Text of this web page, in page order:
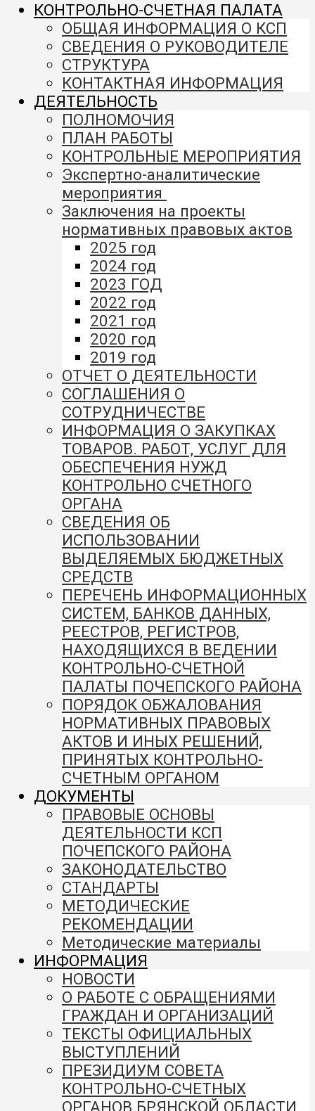
КОНТРОЛЬНО-СЧЕТНАЯ ПАЛАТА
ОБЩАЯ ИНФОРМАЦИЯ О КСП
СВЕДЕНИЯ О РУКОВОДИТЕЛЕ
СТРУКТУРА
КОНТАКТНАЯ ИНФОРМАЦИЯ
ДЕЯТЕЛЬНОСТЬ
ПОЛНОМОЧИЯ
ПЛАН РАБОТЫ
КОНТРОЛЬНЫЕ МЕРОПРИЯТИЯ
Экспертно-аналитические
мероприятия
Заключения на проекты
нормативных правовых актов
2025 год
2024 год
2023 ГОД
2022 год
2021 год
2020 год
2019 год
ОТЧЕТ О ДЕЯТЕЛЬНОСТИ
СОГЛАШЕНИЯ О
СОТРУДНИЧЕСТВЕ
ИНФОРМАЦИЯ О ЗАКУПКАХ
ТОВАРОВ. РАБОТ, УСЛУГ ДЛЯ
ОБЕСПЕЧЕНИЯ НУЖД
КОНТРОЛЬНО СЧЕТНОГО
ОРГАНА
СВЕДЕНИЯ ОБ
ИСПОЛЬЗОВАНИИ
ВЫДЕЛЯЕМЫХ БЮДЖЕТНЫХ
СРЕДСТВ
ПЕРЕЧЕНЬ ИНФОРМАЦИОННЫХ
СИСТЕМ, БАНКОВ ДАННЫХ,
РЕЕСТРОВ, РЕГИСТРОВ,
НАХОДЯЩИХСЯ В ВЕДЕНИИ
КОНТРОЛЬНО-СЧЕТНОЙ
ПАЛАТЫ ПОЧЕПСКОГО РАЙОНА
ПОРЯДОК ОБЖАЛОВАНИЯ
НОРМАТИВНЫХ ПРАВОВЫХ
АКТОВ И ИНЫХ РЕШЕНИЙ,
ПРИНЯТЫХ КОНТРОЛЬНО-
СЧЕТНЫМ ОРГАНОМ
ДОКУМЕНТЫ
ПРАВОВЫЕ ОСНОВЫ
ДЕЯТЕЛЬНОСТИ КСП
ПОЧЕПСКОГО РАЙОНА
ЗАКОНОДАТЕЛЬСТВО
СТАНДАРТЫ
МЕТОДИЧЕСКИЕ
РЕКОМЕНДАЦИИ
Методические материалы
ИНФОРМАЦИЯ
НОВОСТИ
О РАБОТЕ С ОБРАЩЕНИЯМИ
ГРАЖДАН И ОРГАНИЗАЦИЙ
ТЕКСТЫ ОФИЦИАЛЬНЫХ
ВЫСТУПЛЕНИЙ
ПРЕЗИДИУМ СОВЕТА
КОНТРОЛЬНО-СЧЕТНЫХ
ОРГАНОВ БРЯНСКОЙ ОБЛАСТИ